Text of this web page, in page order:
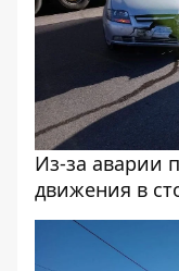
Из-за аварии
движения в